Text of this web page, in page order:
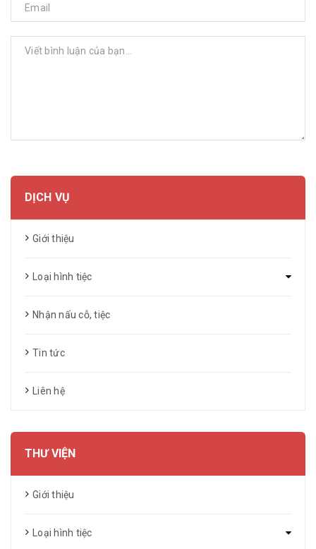
DỊCH VỤ
Giới thiệu
Loại hình tiệc
Nhận nấu cỗ, tiệc
Tin tức
Liên hệ
THƯ VIỆN
Giới thiệu
Loại hình tiệc